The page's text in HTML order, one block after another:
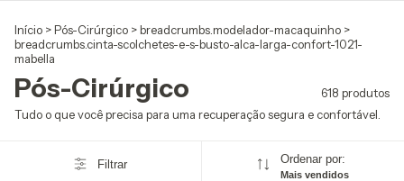
Início >Pós-Cirúrgico >breadcrumbs.modelador-macaquinho >
breadcrumbs.cinta-scolchetes-e-s-busto-alca-larga-confort-1021-
mabella
Pós-Cirúrgico
618 produtos
Tudo o que você precisa para uma recuperação segura e confortável.
Filtrar Ordenar por:
Mais vendidos